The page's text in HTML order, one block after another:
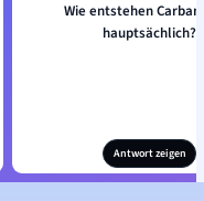
Wie entstehen
hauptsächlich?
Antwort zeigen